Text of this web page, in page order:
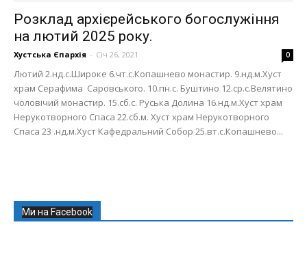
Розклад архієрейського богослужіння
на лютий 2025 року.
Хустська Єпархія - Січ 26, 2021 0
Лютий 2.нд.с.Широке 6.чт.с.Копашнево монастир. 9.нд.м.Хуст
храм Серафима Саровського. 10.пн.с. Буштино 12.ср.с.Велятино
чоловічий монастир. 15.сб.с. Руська Долина 16.нд.м.Хуст храм
Нерукотворного Спаса 22.сб.м. Хуст храм Нерукотворного
Спаса 23 .нд.м.Хуст Кафедральний Собор 25.вт.с.Копашнево...
Ми на Facebook